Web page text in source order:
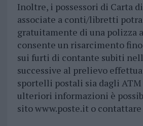
Inoltre, i possessori di Carta
associate a conti/libretti
gratuitamente di una polizza
consente un risarcimento fino
sui furti di contante subiti
successive al prelievo
sportelli postali sia dagli ATM
ulteriori informazioni è
sito www.poste.it o contattare